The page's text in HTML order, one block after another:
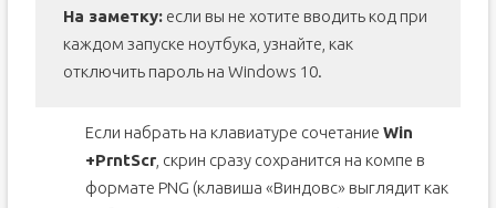
На заметку:если вы не хотите вводить код при
каждом запуске ноутбука, узнайте, как
отключить пароль на Windows 10.
Если набрать на клавиатуре сочетание Win
+PrntScr, скрин сразу сохранится на компе в
формате PNG (клавиша «Виндовс» выглядит как